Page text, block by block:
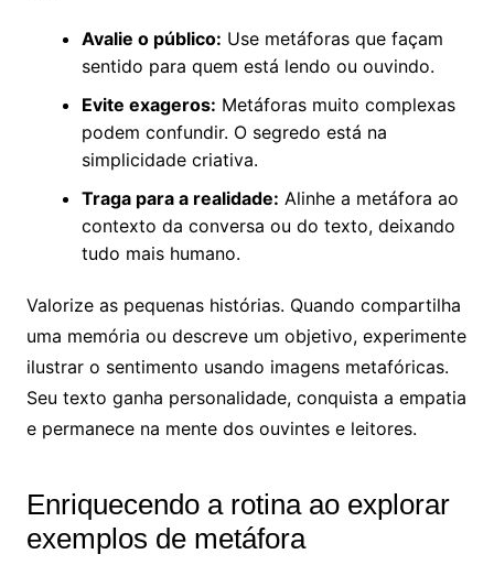
Avalie o público: Use metáforas que façam
sentido para quem está lendo ou ouvindo.
Evite exageros: Metáforas muito complexas
podem confundir. O segredo está na
simplicidade criativa.
Traga para a realidade: Alinhe a metáfora ao
contexto da conversa ou do texto, deixando
tudo mais humano.
Valorize as pequenas histórias. Quando compartilha
uma memória ou descreve um objetivo, experimente
ilustrar o sentimento usando imagens metafóricas.
Seu texto ganha personalidade, conquista a empatia
e permanece na mente dos ouvintes e leitores.
Enriquecendo a rotina ao explorar
exemplos de metáfora